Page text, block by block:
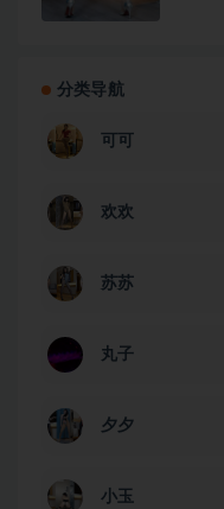
分类导航
可可
欢欢
苏苏
丸子
夕夕
小玉